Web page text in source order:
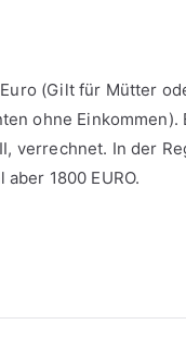
(Gilt für Mütter
ohne
verrechnet. In der
1800 EURO.